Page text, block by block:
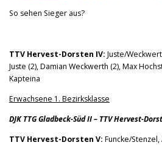
So sehen Sieger aus?
TTV Hervest-Dorsten IV: Juste/
Juste (2), Damian Weckwerth (2), Max
Kapteina
Erwachsene 1. Bezirksklasse
DJK TTG Gladbeck-Süd II – TTV Hervest-
TTV Hervest-Dorsten V: Funcke/